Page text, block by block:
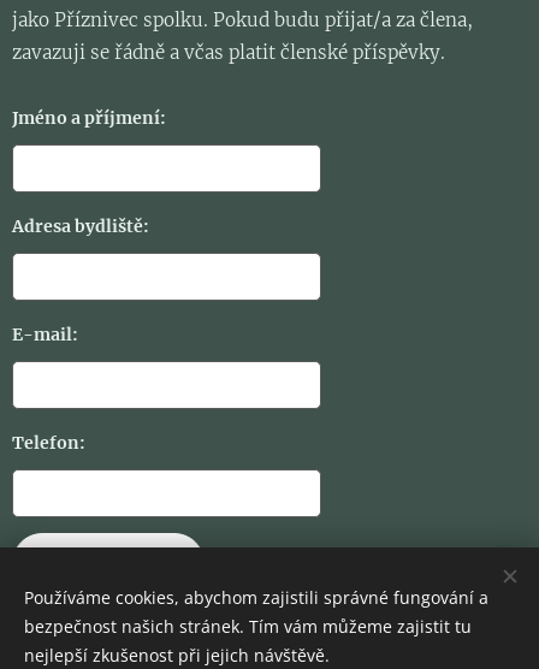
jako Příznivec spolku. Pokud budu přijat/a za člena,
zavazuji se řádně a včas platit členské příspěvky.
Jméno a příjmení:
Adresa bydliště:
E-mail:
Telefon:
Používáme cookies, abychom zajistili správné fungování a
bezpečnost našich stránek. Tím vám můžeme zajistit tu
nejlepší zkušenost při jejich návštěvě.